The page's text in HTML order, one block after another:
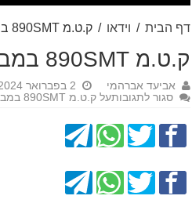
דף הבית / וידאו / ק.ט.מ 890SMT במבחן
ק.ט.מ 890SMT במבחן
אביעד אברהמי 2 בפברואר 2024
סגור לתגובותעל ק.ט.מ 890SMT במבחן